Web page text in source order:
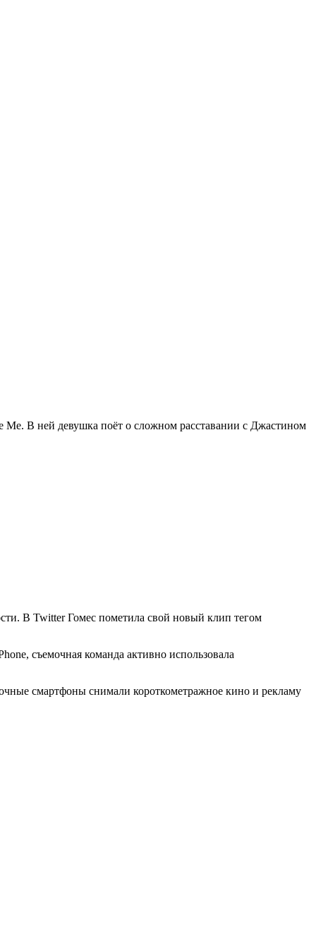
В ней девушка поёт о сложном расставании с Джастином
В Twitter Гомес пометила свой новый клип тегом
съемочная команда активно использовала
смартфоны снимали короткометражное кино и рекламу